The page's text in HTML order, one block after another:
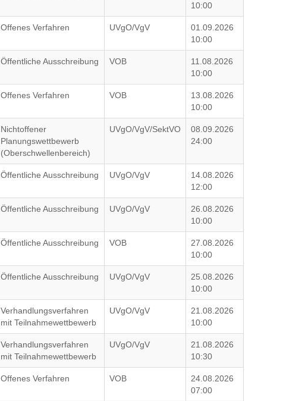
10:00
Offenes Verfahren UVgO/VgV
01.09.2026
10:00
Öffentliche Ausschreibung VOB
11.08.2026
10:00
Offenes Verfahren VOB
13.08.2026
10:00
Nichtoffener
Planungswettbewerb
(Oberschwellenbereich)
UVgO/VgV/SektVO
08.09.2026
24:00
Öffentliche Ausschreibung UVgO/VgV
14.08.2026
12:00
Öffentliche Ausschreibung UVgO/VgV
26.08.2026
10:00
Öffentliche Ausschreibung VOB
27.08.2026
10:00
Öffentliche Ausschreibung UVgO/VgV
25.08.2026
10:00
Verhandlungsverfahren
mit Teilnahmewettbewerb
UVgO/VgV
21.08.2026
10:00
Verhandlungsverfahren
mit Teilnahmewettbewerb
UVgO/VgV
21.08.2026
10:30
Offenes Verfahren VOB
24.08.2026
07:00